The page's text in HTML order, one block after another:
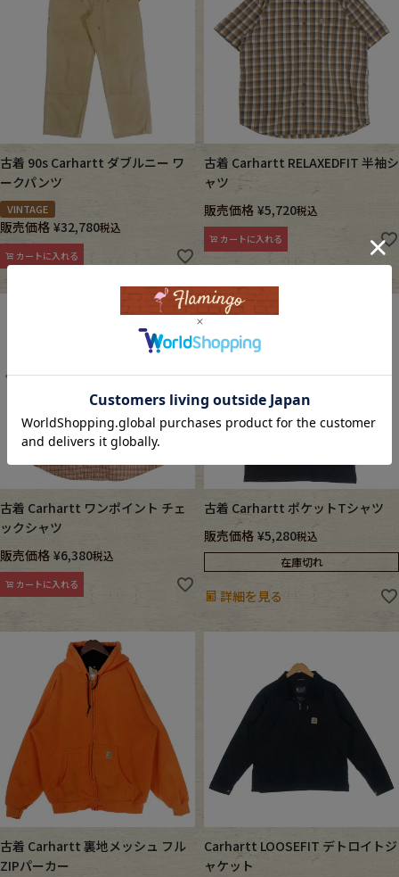
古着 90s Carhartt ダブルニー ワ
ークパンツ
VINTAGE
販売価格 ¥32,780税込
カートに入れる
古着 Carhartt RELAXEDFIT 半袖シ
ャツ
販売価格 ¥5,720税込
カートに入れる
古着 Carhartt ワンポイント チェ
ックシャツ
販売価格 ¥6,380税込
カートに入れる
古着 Carhartt ポケットTシャツ
販売価格 ¥5,280税込
在庫切れ
詳細を見る
古着 Carhartt 裏地メッシュ フル
ZIPパーカー
Carhartt LOOSEFIT デトロイトジ
ャケット